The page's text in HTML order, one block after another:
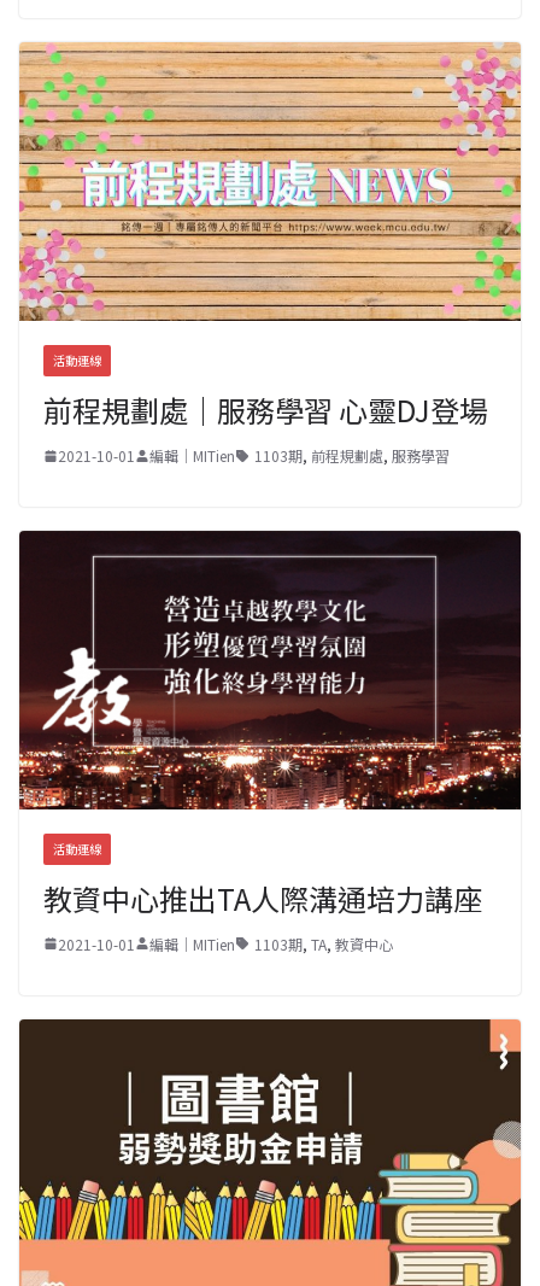
活動連線
前程規劃處｜服務學習 心靈DJ登場
2021-10-01 編輯｜MITien 1103期, 前程規劃處, 服務學習
活動連線
教資中心推出TA人際溝通培力講座
2021-10-01 編輯｜MITien 1103期, TA, 教資中心